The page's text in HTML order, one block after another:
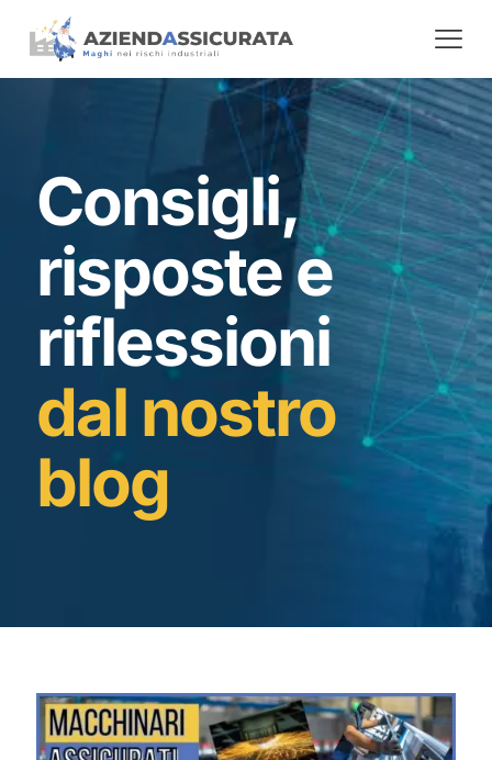
Consigli,
risposte e
riflessioni
dal nostro
blog